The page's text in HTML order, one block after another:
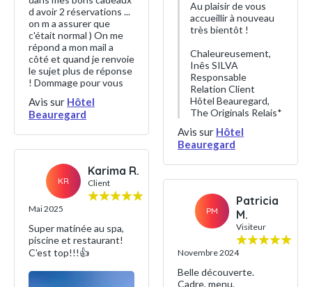
d avoir 2 réservations ...
on m a assurer que
c'était normal ) On me
répond a mon mail a
côté et quand je renvoie
le sujet plus de réponse
! Dommage pour vous
Avis sur Hôtel
Beauregard
KR
Karima R.
Client
Mai 2025
Super matinée au spa,
piscine et restaurant!
C’est top!!!👍
Au plaisir de vous
accueillir à nouveau
très bientôt !
Chaleureusement,
Inês SILVA
Responsable
Relation Client
Hôtel Beauregard,
The Originals Relais*
Avis sur Hôtel
Beauregard
PM
Patricia
M.
Visiteur
Novembre 2024
Belle découverte.
Cadre, menu,